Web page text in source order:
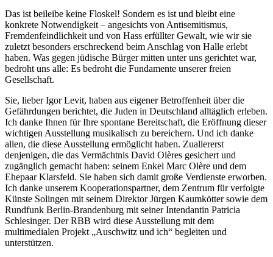
Das ist beileibe keine Floskel! Sondern es ist und bleibt eine
konkrete Notwendigkeit – angesichts von Antisemitismus,
Fremdenfeindlichkeit und von Hass erfüllter Gewalt, wie wir sie
zuletzt besonders erschreckend beim Anschlag von Halle erlebt
haben. Was gegen jüdische Bürger mitten unter uns gerichtet war,
bedroht uns alle: Es bedroht die Fundamente unserer freien
Gesellschaft.
Sie, lieber Igor Levit, haben aus eigener Betroffenheit über die
Gefährdungen berichtet, die Juden in Deutschland alltäglich erleben.
Ich danke Ihnen für Ihre spontane Bereitschaft, die Eröffnung dieser
wichtigen Ausstellung musikalisch zu bereichern. Und ich danke
allen, die diese Ausstellung ermöglicht haben. Zuallererst
denjenigen, die das Vermächtnis David Olères gesichert und
zugänglich gemacht haben: seinem Enkel Marc Olère und dem
Ehepaar Klarsfeld. Sie haben sich damit große Verdienste erworben.
Ich danke unserem Kooperationspartner, dem Zentrum für verfolgte
Künste Solingen mit seinem Direktor Jürgen Kaumkötter sowie dem
Rundfunk Berlin-Brandenburg mit seiner Intendantin Patricia
Schlesinger. Der RBB wird diese Ausstellung mit dem
multimedialen Projekt „Auschwitz und ich“ begleiten und
unterstützen.